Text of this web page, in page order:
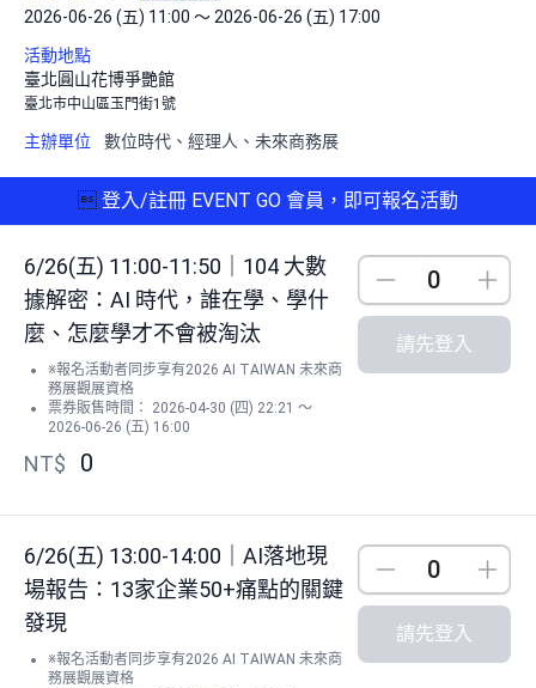
2026-06-26 (五) 11:00 ～ 2026-06-26 (五) 17:00
活動地點
臺北圓山花博爭艷館
臺北市中山區玉門街1號
主辦單位 數位時代、經理人、未來商務展
 登入/註冊 EVENT GO 會員，即可報名活動
6/26(五) 11:00-11:50｜104 大數
據解密：AI 時代，誰在學、學什
麼、怎麼學才不會被淘汰
※報名活動者同步享有2026 AI TAIWAN 未來商
務展觀展資格
票券販售時間： 2026-04-30 (四) 22:21 ～
2026-06-26 (五) 16:00
NT$ 0
Down
請先登入
6/26(五) 13:00-14:00｜AI落地現
場報告：13家企業50+痛點的關鍵
發現
※報名活動者同步享有2026 AI TAIWAN 未來商
務展觀展資格
Down
請先登入